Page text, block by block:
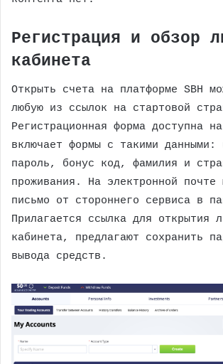
Регистрация и обзор
кабинета
Открыть счета на платформе SBH
любую из ссылок на стартовой
Регистрационная форма доступна
включает формы с такими данными:
пароль, бонус код, фамилия и
проживания. На электронной почте
письмо от стороннего сервиса в
Прилагается ссылка для открытия
кабинета, предлагают сохранить
вывода средств.